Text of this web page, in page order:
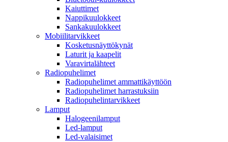
Kaiuttimet
Nappikuulokkeet
Sankakuulokkeet
Mobiilitarvikkeet
Kosketusnäyttökynät
Laturit ja kaapelit
Varavirtalähteet
Radiopuhelimet
Radiopuhelimet ammattikäyttöön
Radiopuhelimet harrastuksiin
Radiopuhelintarvikkeet
Lamput
Halogeenilamput
Led-lamput
Led-valaisimet